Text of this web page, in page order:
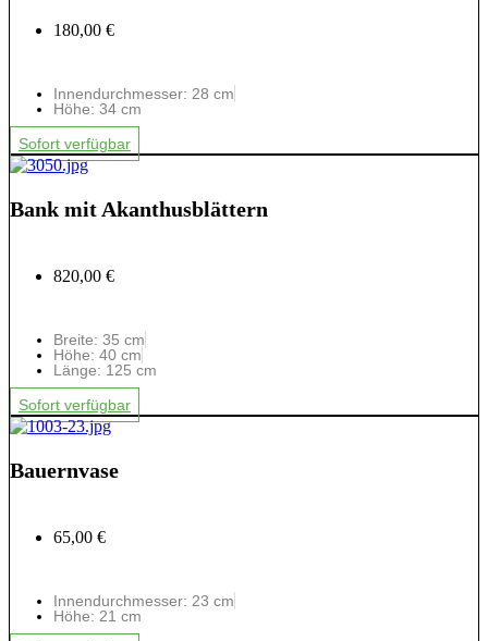
180,00 €
Innendurchmesser: 28 cm
Höhe: 34 cm
Sofort verfügbar
Bank mit Akanthusblättern
820,00 €
Breite: 35 cm
Höhe: 40 cm
Länge: 125 cm
Sofort verfügbar
Bauernvase
65,00 €
Innendurchmesser: 23 cm
Höhe: 21 cm